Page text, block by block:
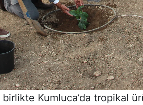
Kumluca’da tropikal